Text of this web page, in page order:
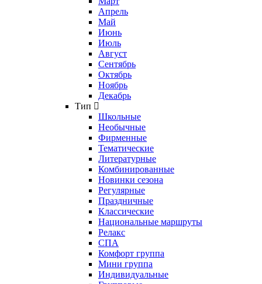
Апрель
Май
Июнь
Июль
Август
Сентябрь
Октябрь
Ноябрь
Декабрь
Тип
Школьные
Необычные
Фирменные
Тематические
Литературные
Комбинированные
Новинки сезона
Регулярные
Праздничные
Классические
Национальные маршруты
Релакс
СПА
Комфорт группа
Мини группа
Индивидуальные